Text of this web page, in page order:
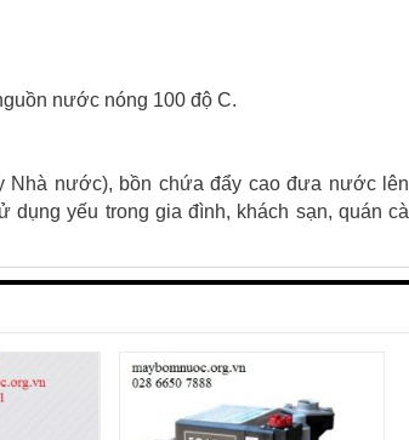
nước nóng 100 độ C.
Nhà nước), bồn chứa đẩy cao đưa nước lên
yếu trong gia đình, khách sạn, quán cà